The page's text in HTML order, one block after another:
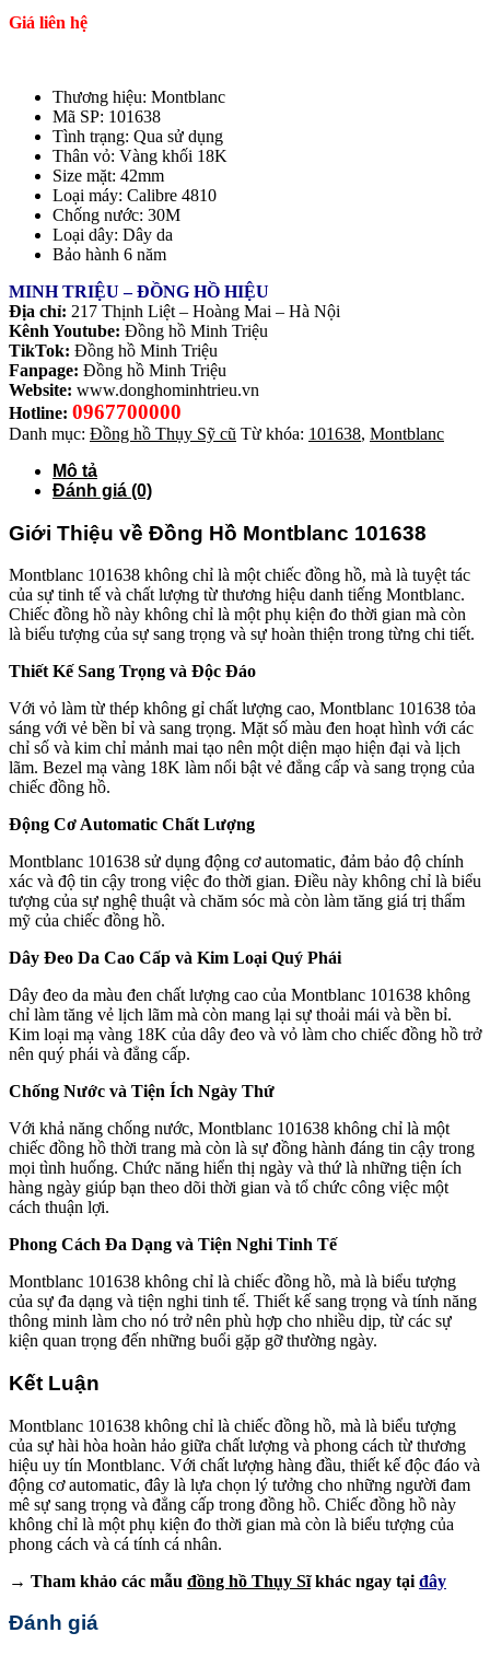
Giá liên hệ
Thương hiệu: Montblanc
Mã SP: 101638
Tình trạng: Qua sử dụng
Thân vỏ: Vàng khối 18K
Size mặt: 42mm
Loại máy: Calibre 4810
Chống nước: 30M
Loại dây: Dây da
Bảo hành 6 năm
MINH TRIỆU – ĐỒNG HỒ HIỆU
Địa chỉ: 217 Thịnh Liệt – Hoàng Mai – Hà Nội
Kênh Youtube: Đồng hồ Minh Triệu
TikTok: Đồng hồ Minh Triệu
Fanpage: Đồng hồ Minh Triệu
Website: www.donghominhtrieu.vn
Hotline: 0967700000
Danh mục: Đồng hồ Thụy Sỹ cũ Từ khóa: 101638, Montblanc
Mô tả
Đánh giá (0)
Giới Thiệu về Đồng Hồ Montblanc 101638
Montblanc 101638 không chỉ là một chiếc đồng hồ, mà là tuyệt tác
của sự tinh tế và chất lượng từ thương hiệu danh tiếng Montblanc.
Chiếc đồng hồ này không chỉ là một phụ kiện đo thời gian mà còn
là biểu tượng của sự sang trọng và sự hoàn thiện trong từng chi tiết.
Thiết Kế Sang Trọng và Độc Đáo
Với vỏ làm từ thép không gỉ chất lượng cao, Montblanc 101638 tỏa
sáng với vẻ bền bỉ và sang trọng. Mặt số màu đen hoạt hình với các
chỉ số và kim chỉ mảnh mai tạo nên một diện mạo hiện đại và lịch
lãm. Bezel mạ vàng 18K làm nổi bật vẻ đẳng cấp và sang trọng của
chiếc đồng hồ.
Động Cơ Automatic Chất Lượng
Montblanc 101638 sử dụng động cơ automatic, đảm bảo độ chính
xác và độ tin cậy trong việc đo thời gian. Điều này không chỉ là biểu
tượng của sự nghệ thuật và chăm sóc mà còn làm tăng giá trị thẩm
mỹ của chiếc đồng hồ.
Dây Đeo Da Cao Cấp và Kim Loại Quý Phái
Dây đeo da màu đen chất lượng cao của Montblanc 101638 không
chỉ làm tăng vẻ lịch lãm mà còn mang lại sự thoải mái và bền bỉ.
Kim loại mạ vàng 18K của dây đeo và vỏ làm cho chiếc đồng hồ trở
nên quý phái và đẳng cấp.
Chống Nước và Tiện Ích Ngày Thứ
Với khả năng chống nước, Montblanc 101638 không chỉ là một
chiếc đồng hồ thời trang mà còn là sự đồng hành đáng tin cậy trong
mọi tình huống. Chức năng hiển thị ngày và thứ là những tiện ích
hàng ngày giúp bạn theo dõi thời gian và tổ chức công việc một
cách thuận lợi.
Phong Cách Đa Dạng và Tiện Nghi Tinh Tế
Montblanc 101638 không chỉ là chiếc đồng hồ, mà là biểu tượng
của sự đa dạng và tiện nghi tinh tế. Thiết kế sang trọng và tính năng
thông minh làm cho nó trở nên phù hợp cho nhiều dịp, từ các sự
kiện quan trọng đến những buổi gặp gỡ thường ngày.
Kết Luận
Montblanc 101638 không chỉ là chiếc đồng hồ, mà là biểu tượng
của sự hài hòa hoàn hảo giữa chất lượng và phong cách từ thương
hiệu uy tín Montblanc. Với chất lượng hàng đầu, thiết kế độc đáo và
động cơ automatic, đây là lựa chọn lý tưởng cho những người đam
mê sự sang trọng và đẳng cấp trong đồng hồ. Chiếc đồng hồ này
không chỉ là một phụ kiện đo thời gian mà còn là biểu tượng của
phong cách và cá tính cá nhân.
→ Tham khảo các mẫu đồng hồ Thụy Sĩkhác ngay tại đây
Đánh giá